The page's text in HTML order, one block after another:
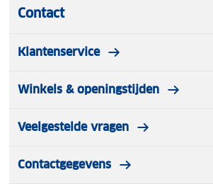
Slaapstand: Ja
Verwarmingsfunctie: Nee
LED‑display: Ja
Kabellengte: 180 cm
Filter: Wasbaar
Energielabel: A
Contact
Klantenservice
Winkels & openingstijden
Veelgestelde vragen
Contactgegevens